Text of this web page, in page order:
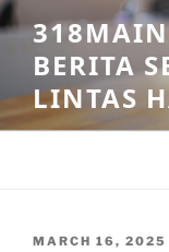
Skip
to
contentBERITA
LINTAS
POSTED
MARCH 16, 2025